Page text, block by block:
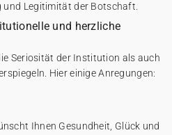
Legitimität der Botschaft.
und herzliche
Seriosität der Institution als auch
Hier einige Anregungen:
Ihnen Gesundheit, Glück und